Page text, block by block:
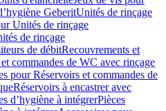
GeberitUnités de rinçage
Unités de rinçage
de rinçage
de débitRecouvrements et
commandes de WC avec rinçage
pour Réservoirs et commandes de
Réservoirs à encastrer avec
d’hygiène à intégrerPièces